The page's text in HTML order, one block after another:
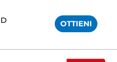
OTTIENI